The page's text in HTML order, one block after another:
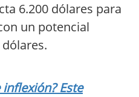
6.200 dólares para
un potencial
Este